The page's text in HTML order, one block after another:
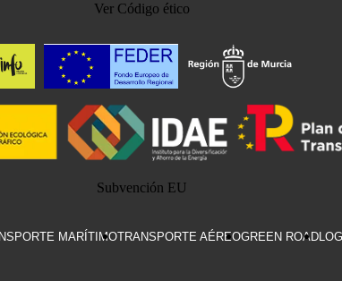
Ver Código ético
Subvención EU
MARÍTIMOTRANSPORTE AÉREOGREEN ROAD